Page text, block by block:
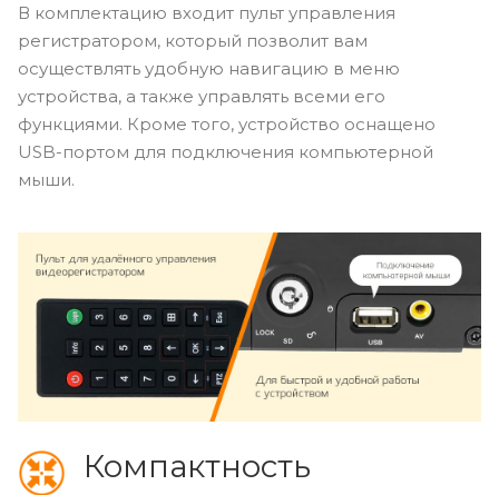
В комплектацию входит пульт управления
регистратором, который позволит вам
осуществлять удобную навигацию в меню
устройства, а также управлять всеми его
функциями. Кроме того, устройство оснащено
USB-портом для подключения компьютерной
мыши.
Компактность